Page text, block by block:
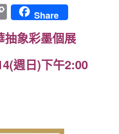
C
o
p
y
Li
Share
象彩墨個展
週日)下午2:00